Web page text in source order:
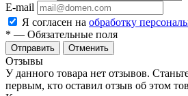
E-mail
Я согласен на обработку
* — Обязательные поля
Отменить
Отзывы
У данного товара нет отзывов.
первым, кто оставил отзыв об этом